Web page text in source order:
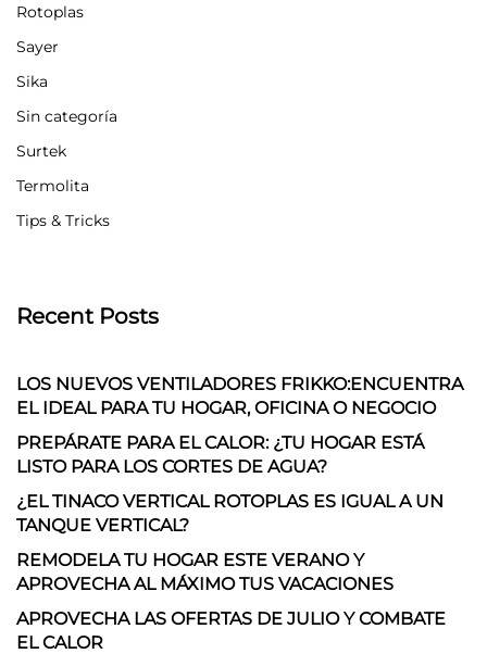
Rotoplas
Sayer
Sika
Sin categoría
Surtek
Termolita
Tips & Tricks
Recent Posts
LOS NUEVOS VENTILADORES FRIKKO:ENCUENTRA
EL IDEAL PARA TU HOGAR, OFICINA O NEGOCIO
PREPÁRATE PARA EL CALOR: ¿TU HOGAR ESTÁ
LISTO PARA LOS CORTES DE AGUA?
¿EL TINACO VERTICAL ROTOPLAS ES IGUAL A UN
TANQUE VERTICAL?
REMODELA TU HOGAR ESTE VERANO Y
APROVECHA AL MÁXIMO TUS VACACIONES
APROVECHA LAS OFERTAS DE JULIO Y COMBATE
EL CALOR